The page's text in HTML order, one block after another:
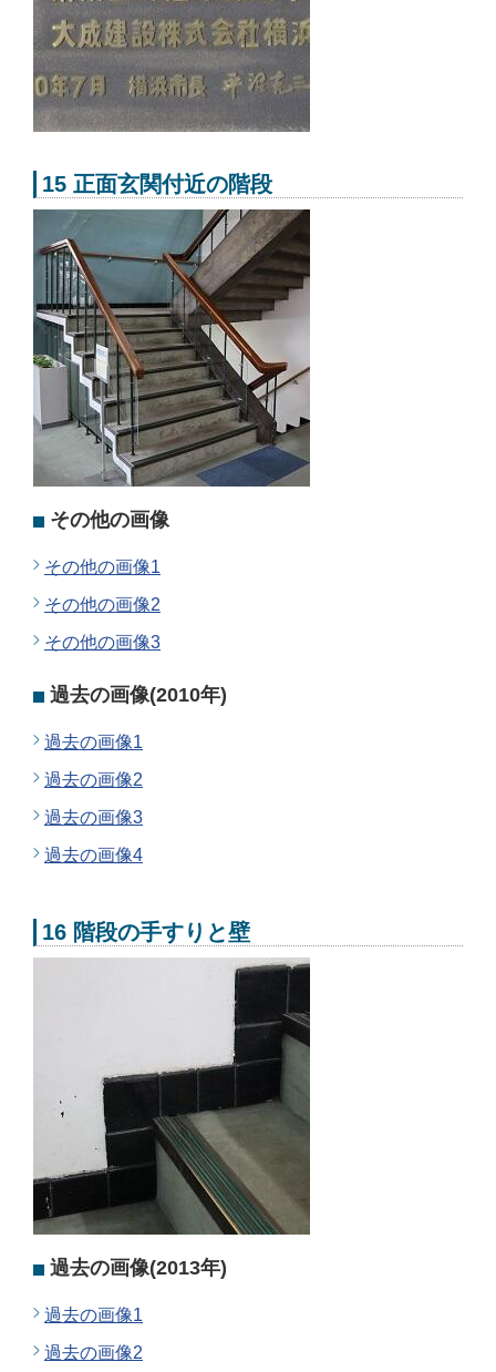
15 正面玄関付近の階段
その他の画像
その他の画像1
その他の画像2
その他の画像3
過去の画像(2010年)
過去の画像1
過去の画像2
過去の画像3
過去の画像4
16 階段の手すりと壁
過去の画像(2013年)
過去の画像1
過去の画像2